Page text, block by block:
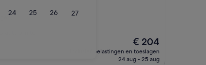
24 25 26 27
om te
De
prijs
is
€ 204
inclusief belastingen en toeslagen
24 aug - 25 aug